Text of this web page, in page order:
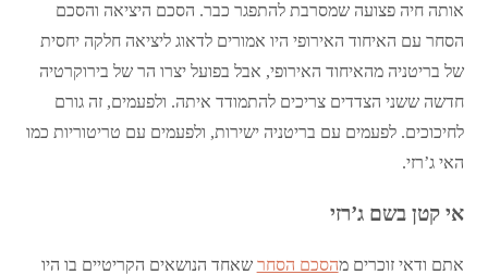
אותה חיה פצועה שמסרבת להתפגר כבר. הסכם היציאה והסכם
הסחר עם האיחוד האירופי היו אמורים לדאוג ליציאה חלקה יחסית
של בריטניה מהאיחוד האירופי, אבל בפועל יצרו הר של בירוקרטיה
חדשה ששני הצדדים צריכים להתמודד איתה. ולפעמים, זה גורם
לחיכוכים. לפעמים עם בריטניה ישירות, ולפעמים עם טריטוריות כמו
האי ג’רזי.
אי קטן בשם ג’רזי
אתם ודאי זוכרים מהסכם הסחר שאחד הנושאים הקריטיים בו היו